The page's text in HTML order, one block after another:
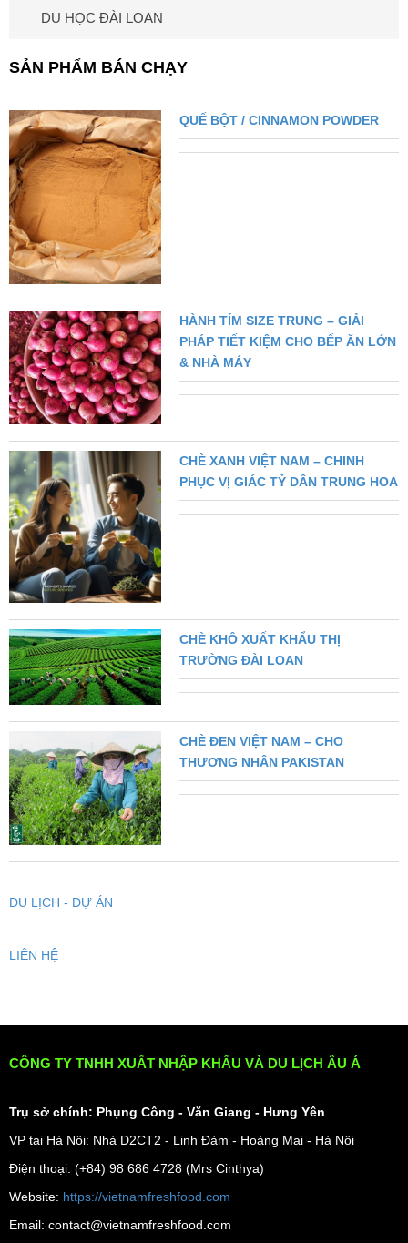
DU HỌC ĐÀI LOAN
SẢN PHẨM BÁN CHẠY
QUẾ BỘT / CINNAMON POWDER
HÀNH TÍM SIZE TRUNG – GIẢI
PHÁP TIẾT KIỆM CHO BẾP ĂN LỚN
& NHÀ MÁY
CHÈ XANH VIỆT NAM – CHINH
PHỤC VỊ GIÁC TỶ DÂN TRUNG HOA
CHÈ KHÔ XUẤT KHẨU THỊ
TRƯỜNG ĐÀI LOAN
CHÈ ĐEN VIỆT NAM – CHO
THƯƠNG NHÂN PAKISTAN
DU LỊCH - DỰ ÁN
LIÊN HỆ
CÔNG TY TNHH XUẤT NHẬP KHẨU VÀ DU LỊCH ÂU Á
Trụ sở chính: Phụng Công - Văn Giang - Hưng Yên
VP tại Hà Nội: Nhà D2CT2 - Linh Đàm - Hoàng Mai - Hà Nội
Điện thoại: (+84) 98 686 4728 (Mrs Cinthya)
Website: https://vietnamfreshfood.com
Email: contact@vietnamfreshfood.com